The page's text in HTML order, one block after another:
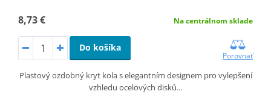
8,73 € Na centrálnom sklade
Do košíka
Porovnať
Plastový ozdobný kryt kola s elegantním designem pro vylepšení
vzhledu ocelových disků…